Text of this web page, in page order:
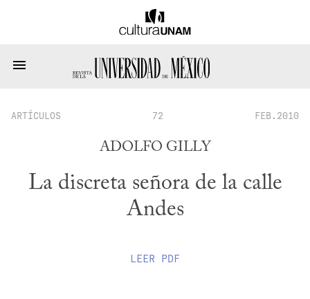
ARTÍCULOS 72 FEB.2010
ADOLFO GILLY
La discreta señora de la calle
Andes
LEER PDF